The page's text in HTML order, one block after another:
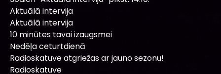
Aktuālā intervija
Aktuālā intervija
10 minūtes tavai izaugsmei
Nedēļa ceturtdienā
Radioskatuve atgriežas ar jauno sezonu!
Radioskatuve